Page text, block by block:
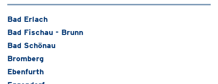
Bad Erlach
Bad Fischau - Brunn
Bad Schönau
Bromberg
Ebenfurth